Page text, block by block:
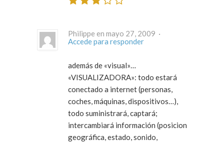
Philippe en mayo 27, 2009 ·
Accede para responder
además de «visual»…
«VISUALIZADORA»: todo estará
conectado a internet (personas,
coches, máquinas, dispositivos…),
todo suministrará, captará;
intercambiará información (posicion
geográfica, estado, sonido,